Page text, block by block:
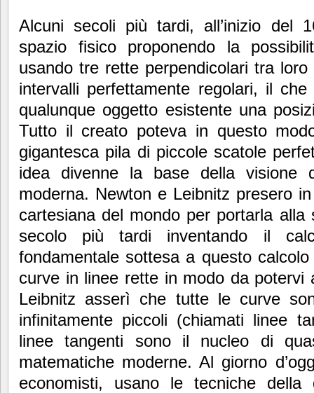
Alcuni secoli più tardi, all’inizio del
spazio fisico proponendo la
usando tre rette perpendicolari tra
intervalli perfettamente regolari, il
qualunque oggetto esistente una
Tutto il creato poteva in questo
gigantesca pila di piccole scatole
idea divenne la base della visione
moderna. Newton e Leibnitz presero
cartesiana del mondo per portarla alla
secolo più tardi inventando il
fondamentale sottesa a questo
curve in linee rette in modo da potervi
Leibnitz asserì che tutte le curve
infinitamente piccoli (chiamati linee
linee tangenti sono il nucleo di
matematiche moderne. Al giorno
economisti, usano le tecniche